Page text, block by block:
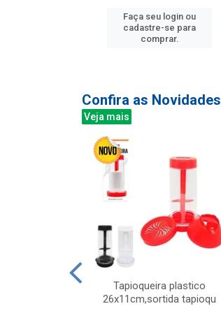
Faça seu login ou
cadastre-se para
comprar.
Confira as Novidades
Veja mais
Tapioqueira plastico
26x11cm,sortida tapioqu